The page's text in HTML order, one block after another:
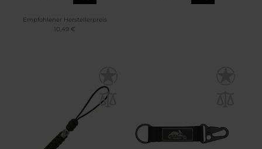
Empfohlener Herstellerpreis
10,49 €